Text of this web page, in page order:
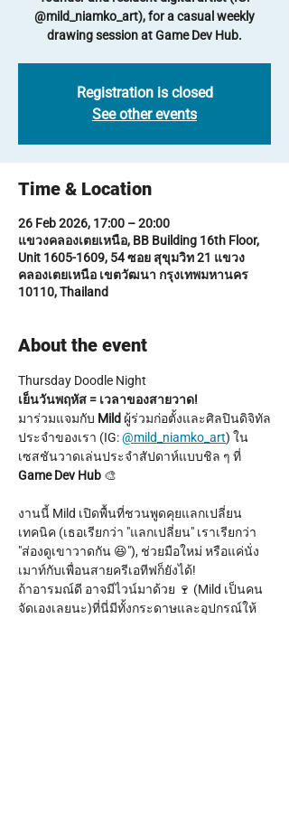
@mild_niamko_art), for a casual weekly
drawing session at Game Dev Hub.
Registration is closed
See other events
Time & Location
26 Feb 2026, 17:00 – 20:00
แขวงคลองเตยเหนือ, BB Building 16th Floor,
Unit 1605-1609, 54 ซอย สุขุมวิท 21 แขวง
คลองเตยเหนือ เขตวัฒนา กรุงเทพมหานคร
10110, Thailand
About the event
Thursday Doodle Night
เย็นวันพฤหัส = เวลาของสายวาด!
มาร่วมแจมกับ Mild ผู้ร่วมก่อตั้งและศิลปินดิจิทัล
ประจำของเรา (IG: @mild_niamko_art) ใน
เซสชันวาดเล่นประจำสัปดาห์แบบชิล ๆ ที่
Game Dev Hub 🎨
งานนี้ Mild เปิดพื้นที่ชวนพูดคุยแลกเปลี่ยน
เทคนิค (เธอเรียกว่า "แลกเปลี่ยน" เราเรียกว่า
"ส่องดูเขาวาดกัน 😆"), ช่วยมือใหม่ หรือแค่นั่ง
เมาท์กับเพื่อนสายครีเอทีฟก็ยังได้!
ถ้าอารมณ์ดี อาจมีไวน์มาด้วย 🍷 (Mild เป็นคน
จัดเองเลยนะ)ที่นี่มีทั้งกระดาษและอุปกรณ์ให้